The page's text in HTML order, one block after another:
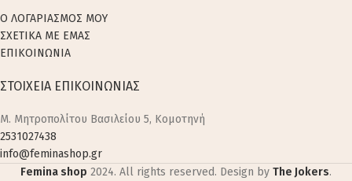
Ο ΛΟΓΑΡΙΑΣΜΟΣ ΜΟΥ
ΣΧΕΤΙΚΑ ΜΕ ΕΜΑΣ
ΕΠΙΚΟΙΝΩΝΙΑ
ΣΤΟΙΧΕΙΑ ΕΠΙΚΟΙΝΩΝΙΑΣ
M. Μητροπολίτου Βασιλείου 5, Κομοτηνή
2531027438
info@feminashop.gr
Femina shop 2024. All rights reserved. Design by The Jokers.